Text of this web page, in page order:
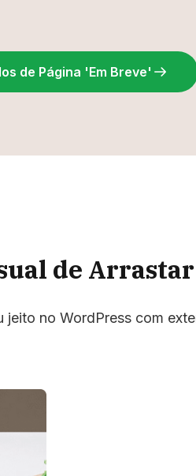
de Página 'Em Breve'
de
no WordPress com